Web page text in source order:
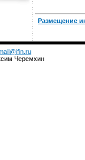
Размещение
Черемхин